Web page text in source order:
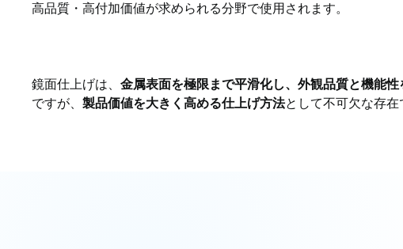
高品質・高付加価値が求められる分野で使用されます。
鏡面仕上げは、金属表面を極限まで平滑化し、外観品質と機能
ですが、製品価値を大きく高める仕上げ方法として不可欠な存在